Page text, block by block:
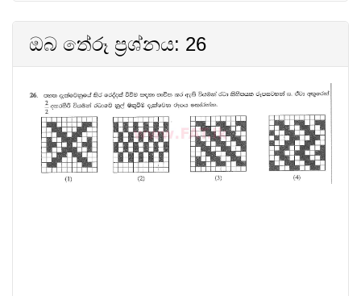
ඔබ තේරූ ප්‍රශ්නය: 26